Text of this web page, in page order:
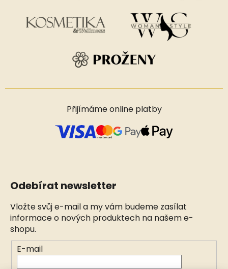
Přijímáme online platby
Odebírat newsletter
Vložte svůj e-mail a my vám budeme zasílat
informace o nových produktech na našem e-
shopu.
E-mail